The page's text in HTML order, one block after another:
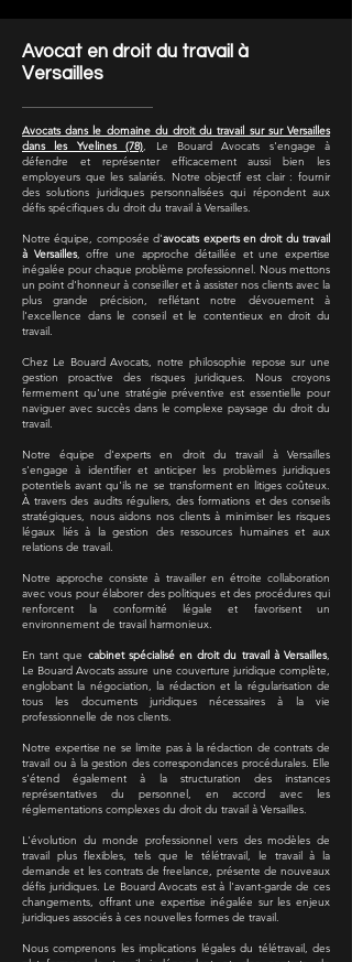
Avocat en droit du travail à
Versailles
Avocats dans le domaine du droit du travail sur sur Versailles
dans les Yvelines (78), Le Bouard Avocats s'engage à
défendre et représenter efficacement aussi bien les
employeurs que les salariés. Notre objectif est clair : fournir
des solutions juridiques personnalisées qui répondent aux
défis spécifiques du droit du travail à Versailles.
Notre équipe, composée d'avocats experts en droit du travail
à Versailles, offre une approche détaillée et une expertise
inégalée pour chaque problème professionnel. Nous mettons
un point d'honneur à conseiller et à assister nos clients avec la
plus grande précision, reflétant notre dévouement à
l'excellence dans le conseil et le contentieux en droit du
travail.
Chez Le Bouard Avocats, notre philosophie repose sur une
gestion proactive des risques juridiques. Nous croyons
fermement qu'une stratégie préventive est essentielle pour
naviguer avec succès dans le complexe paysage du droit du
travail.
Notre équipe d'experts en droit du travail à Versailles
s'engage à identifier et anticiper les problèmes juridiques
potentiels avant qu'ils ne se transforment en litiges coûteux.
À travers des audits réguliers, des formations et des conseils
stratégiques, nous aidons nos clients à minimiser les risques
légaux liés à la gestion des ressources humaines et aux
relations de travail.
Notre approche consiste à travailler en étroite collaboration
avec vous pour élaborer des politiques et des procédures qui
renforcent la conformité légale et favorisent un
environnement de travail harmonieux.
En tant que cabinet spécialisé en droit du travail à Versailles,
Le Bouard Avocats assure une couverture juridique complète,
englobant la négociation, la rédaction et la régularisation de
tous les documents juridiques nécessaires à la vie
professionnelle de nos clients.
Notre expertise ne se limite pas à la rédaction de contrats de
travail ou à la gestion des correspondances procédurales. Elle
s'étend également à la structuration des instances
représentatives du personnel, en accord avec les
réglementations complexes du droit du travail à Versailles.
L'évolution du monde professionnel vers des modèles de
travail plus flexibles, tels que le télétravail, le travail à la
demande et les contrats de freelance, présente de nouveaux
défis juridiques. Le Bouard Avocats est à l'avant-garde de ces
changements, offrant une expertise inégalée sur les enjeux
juridiques associés à ces nouvelles formes de travail.
Nous comprenons les implications légales du télétravail, des